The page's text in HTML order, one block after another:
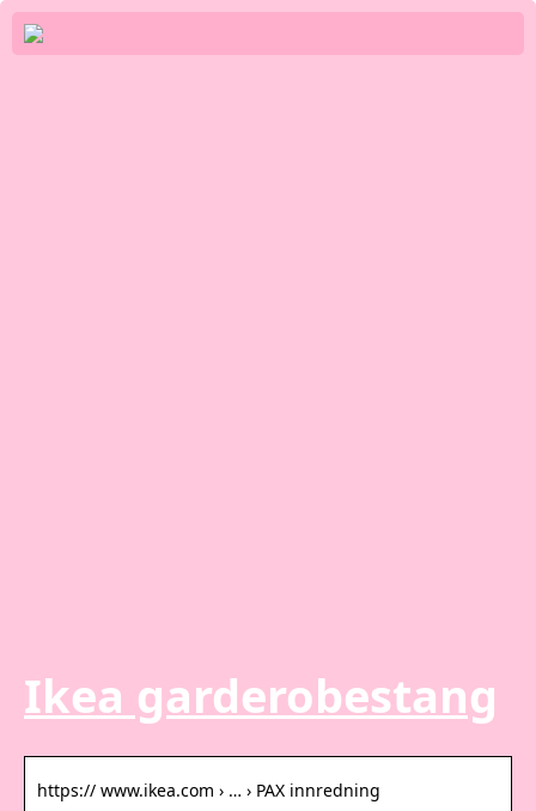
Ikea garderobestang
https:// www.ikea.com › … › PAX innredning